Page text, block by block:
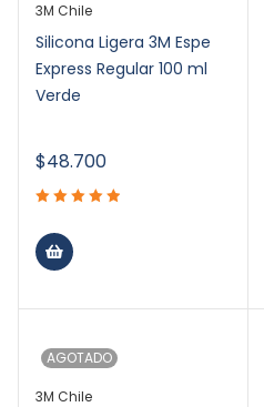
3M Chile
Silicona Ligera 3M Espe
Express Regular 100 ml
Verde
$48.700
AGOTADO
3M Chile